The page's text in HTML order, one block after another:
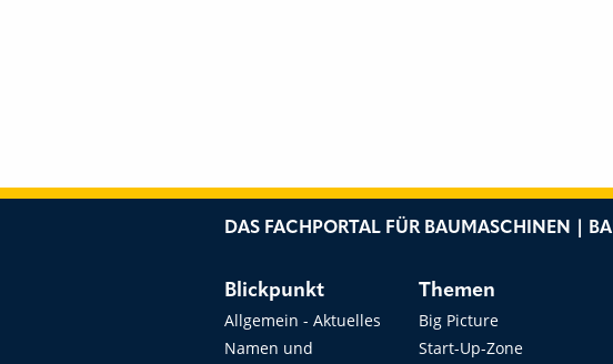
DAS FACHPORTAL FÜR BAUMASCHINEN |
Blickpunkt
Allgemein - Aktuelles
Namen und
Themen
Big Picture
Start-Up-Zone